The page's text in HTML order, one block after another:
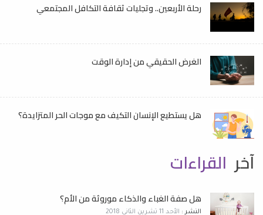
رحلة الأربعين.. وتجليات ثقافة التكافل المجتمعي
الغرض الحقيقي من إدارة الوقت
هل يستطيع الإنسان التكيف مع موجات الحر المتزايدة؟
آخر القراءات
هل صفة الغباء والذكاء موروثة من الأم؟
النشر : الأحد 11 تشرين الثاني 2018